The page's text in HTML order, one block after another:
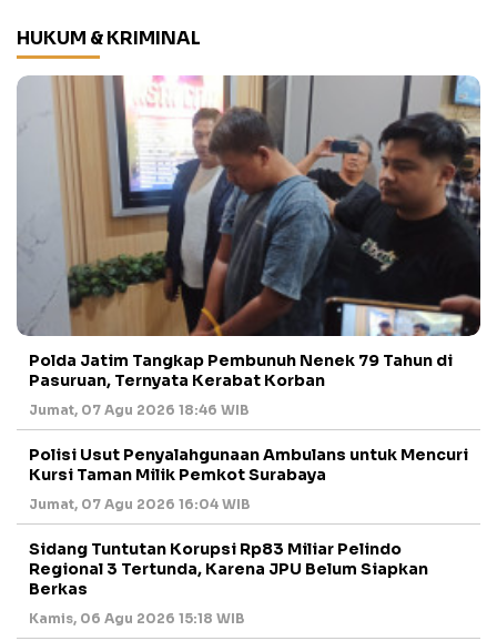
HUKUM & KRIMINAL
Polda Jatim Tangkap Pembunuh Nenek 79 Tahun di
Pasuruan, Ternyata Kerabat Korban
Jumat, 07 Agu 2026 18:46 WIB
Polisi Usut Penyalahgunaan Ambulans untuk Mencuri
Kursi Taman Milik Pemkot Surabaya
Jumat, 07 Agu 2026 16:04 WIB
Sidang Tuntutan Korupsi Rp83 Miliar Pelindo
Regional 3 Tertunda, Karena JPU Belum Siapkan
Berkas
Kamis, 06 Agu 2026 15:18 WIB